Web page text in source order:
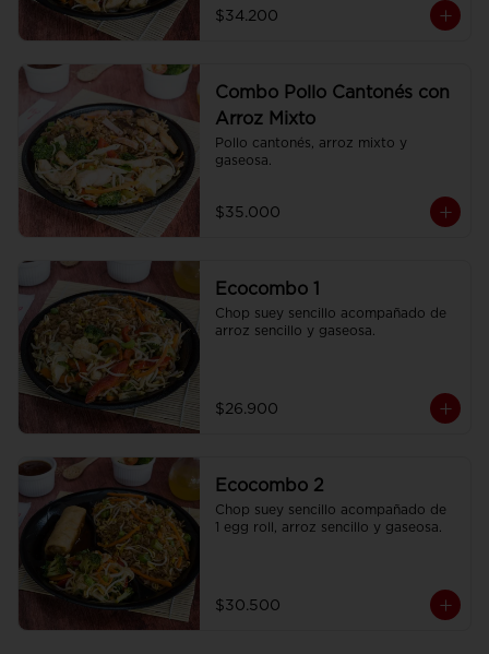
$34.200
Combo Pollo Cantonés con
Arroz Mixto
Pollo cantonés, arroz mixto y
gaseosa.
$35.000
Ecocombo 1
Chop suey sencillo acompañado de
arroz sencillo y gaseosa.
$26.900
Ecocombo 2
Chop suey sencillo acompañado de
1 egg roll, arroz sencillo y gaseosa.
$30.500